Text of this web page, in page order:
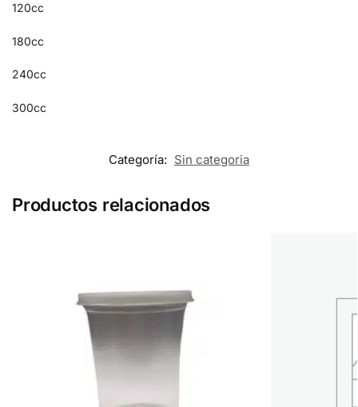
120cc
180cc
240cc
300cc
Categoría: Sin categoria
Productos relacionados